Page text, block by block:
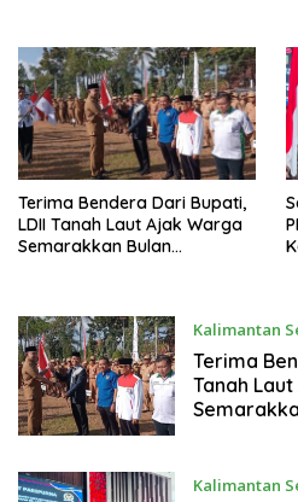
Terima Bendera Dari Bupati,
LDII Tanah Laut Ajak Warga
Semarakkan Bulan
Kalimantan
Terima
Tanah
Kalimantan